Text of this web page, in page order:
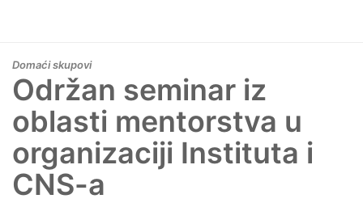
Domaći skupovi
Održan seminar iz
oblasti mentorstva u
organizaciji Instituta i
CNS-a